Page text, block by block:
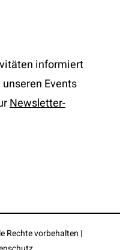
informiert
Events
Newsletter-
Rechte vorbehalten |